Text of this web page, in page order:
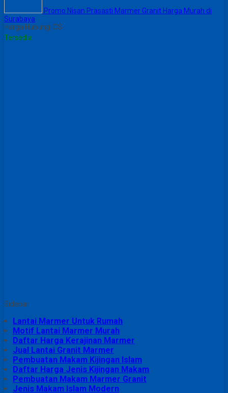
Promo Nisan Prasasti Marmer Granit Harga Murah di
Surabaya
Harga Hubungi CS
Tersedia
Sidebar
Lantai Marmer Untuk Rumah
Motif Lantai Marmer Murah
Daftar Harga Kerajinan Marmer
Jual Lantai Granit Marmer
Pembuatan Makam Kijingan Islam
Daftar Harga Jenis Kijingan Makam
Pembuatan Makam Marmer Granit
Jenis Makam Islam Modern